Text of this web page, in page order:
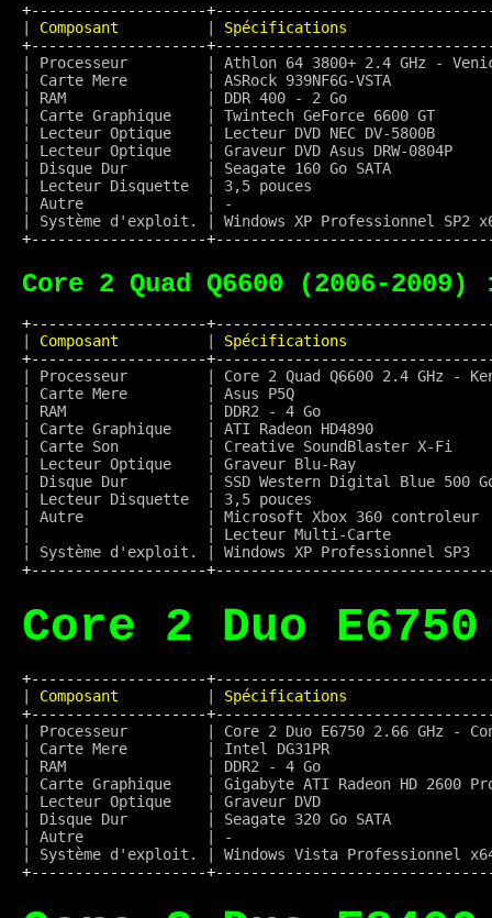
+--------------------
Composant
+--------------------
| Processeur         | Athlon 64 3800+
| Carte Mere         | ASRock 939NF6G-
| RAM                | DDR 400 - 2 Go
| Carte Graphique    | Twintech
| Lecteur Optique    | Lecteur DVD NEC
| Lecteur Optique    | Graveur DVD Asus
| Disque Dur         | Seagate 160 Go
| Lecteur Disquette  | 3,5 pouces
| Autre              | -
+--------------------
Core 2 Quad Q6600 (2006-2009)
+--------------------
Composant
+--------------------
| Processeur         | Core 2 Quad Q6600
| Carte Mere         | Asus P5Q
| RAM                | DDR2 - 4 Go
| Carte Graphique    | ATI Radeon
| Carte Son          | Creative
| Lecteur Optique    | Graveur Blu-
| Disque Dur         | SSD Western
| Lecteur Disquette  | 3,5 pouces
| Autre              | Microsoft Xbox 360
|                    | Lecteur Multi-Carte
+--------------------
Core 2 Duo
+--------------------
Composant
+--------------------
| Processeur         | Core 2 Duo E6750
| Carte Mere         | Intel DG31PR
| RAM                | DDR2 - 4 Go
| Carte Graphique    | Gigabyte ATI
| Lecteur Optique    | Graveur DVD
| Disque Dur         | Seagate 320 Go
| Autre              | -
+--------------------